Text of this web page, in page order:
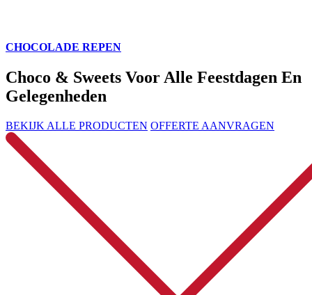
CHOCOLADE REPEN
Choco & Sweets Voor Alle Feestdagen En
Gelegenheden
BEKIJK ALLE PRODUCTEN OFFERTE AANVRAGEN